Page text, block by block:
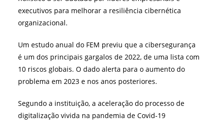
executivos para melhorar a resiliência cibernética
organizacional.
Um estudo anual do FEM previu que a cibersegurança
é um dos principais gargalos de 2022, de uma lista com
10 riscos globais. O dado alerta para o aumento do
problema em 2023 e nos anos posteriores.
Segundo a instituição, a aceleração do processo de
digitalização vivida na pandemia de Covid-19